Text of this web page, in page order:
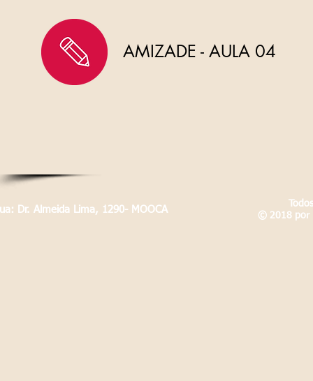
AMIZADE - AULA 04
Dr. Almeida Lima, 1290- MOOCA
© 2018 por